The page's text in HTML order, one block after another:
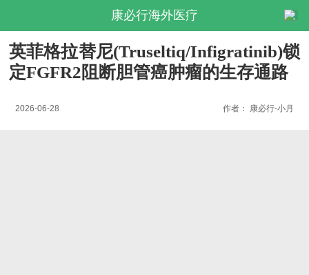
康必行海外医疗
英菲格拉替尼(Truseltiq/Infigratinib)锁
定FGFR2阻断胆管癌肿瘤的生存通路
2026-06-28 作者： 康必行-小月